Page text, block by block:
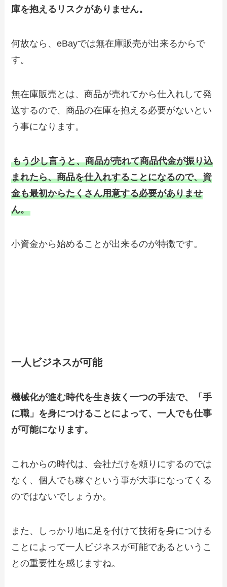
庫を抱えるリスクがありません。
何故なら、eBayでは無在庫販売が出来るからで
す。
無在庫販売とは、商品が売れてから仕入れして発
送するので、商品の在庫を抱える必要がないとい
う事になります。
もう少し言うと、商品が売れて商品代金が振り込
まれたら、商品を仕入れすることになるので、資
金も最初からたくさん用意する必要がありませ
ん。
小資金から始めることが出来るのが特徴です。
一人ビジネスが可能
機械化が進む時代を生き抜く一つの手法で、「手
に職」を身につけることによって、一人でも仕事
が可能になります。
これからの時代は、会社だけを頼りにするのでは
なく、個人でも稼ぐという事が大事になってくる
のではないでしょうか。
また、しっかり地に足を付けて技術を身につける
ことによって一人ビジネスが可能であるというこ
との重要性を感じますね。